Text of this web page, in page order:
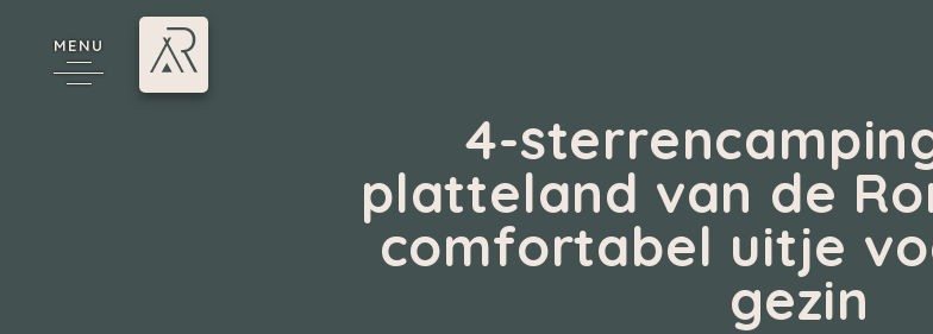
MENU
4-
platteland van de
comfortabel uitje
gezin